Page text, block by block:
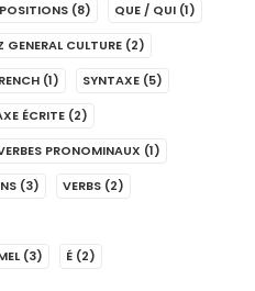
(8) QUE / QUI (1)
GENERAL CULTURE (2)
(1) SYNTAXE (5)
ÉCRITE (2)
PRONOMINAUX (1)
(3) VERBS (2)
(3) É (2)